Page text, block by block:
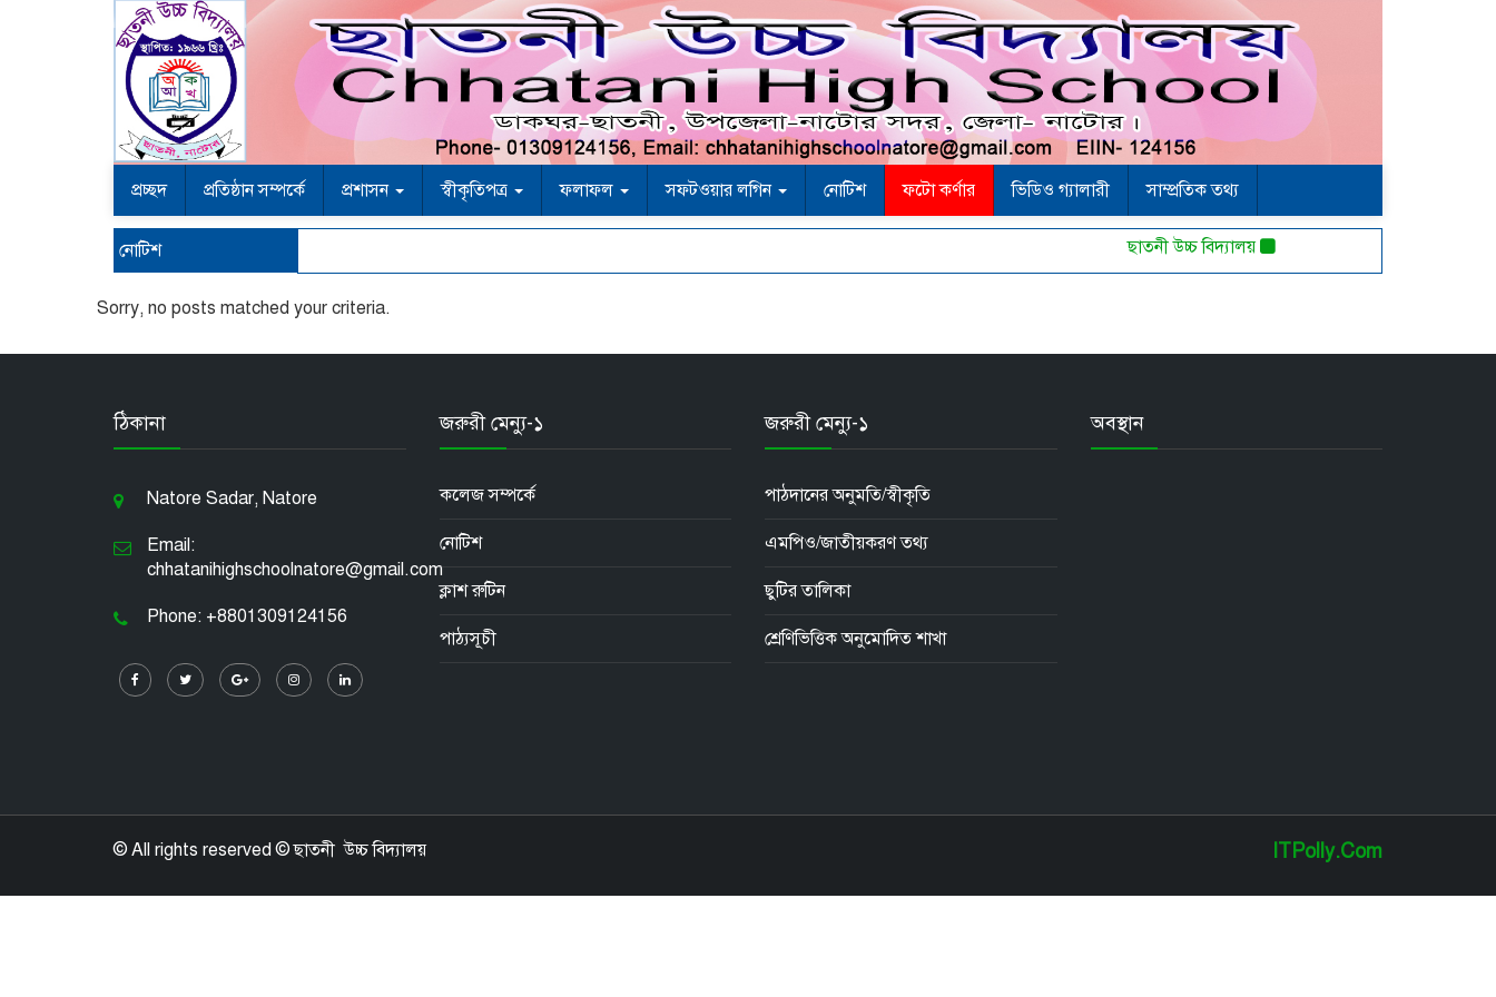
প্রচ্ছদ প্রতিষ্ঠান সম্পর্কে প্রশাসন স্বীকৃতিপত্র ফলাফল সফটওয়ার লগিন নোটিশ ফটো কর্ণার ভিডিও গ্যালারী সাম্প্রতিক তথ্য
নোটিশ ছাতনী উচ্চ বিদ্যালয়
Sorry, no posts matched your criteria.
ঠিকানা
Natore Sadar, Natore
Email:
chhatanihighschoolnatore@gmail.com
Phone: +8801309124156
জরুরী মেন্যু-১
কলেজ সম্পর্কে
নোটিশ
ক্লাশ রুটিন
পাঠ্যসূচী
জরুরী মেন্যু-১
পাঠদানের অনুমতি/স্বীকৃতি
এমপিও/জাতীয়করণ তথ্য
ছুটির তালিকা
শ্রেণিভিত্তিক অনুমোদিত শাখা
অবস্থান
© All rights reserved © ছাতনী উচ্চ বিদ্যালয় ITPolly.Com